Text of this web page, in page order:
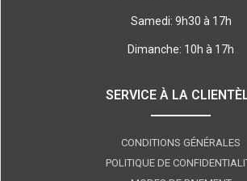
Samedi: 9h30 à 17h
Dimanche: 10h à 17h
SERVICE À LA
CONDITIONS GÉNÉRALES
POLITIQUE DE